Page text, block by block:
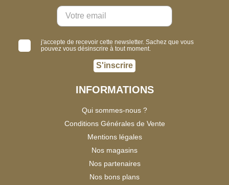
j'accepte de recevoir cette newsletter. Sachez que vous
pouvez vous désinscrire à tout moment.
S'inscrire
INFORMATIONS
Qui sommes-nous ?
Conditions Générales de Vente
Mentions légales
Nos magasins
Nos partenaires
Nos bons plans